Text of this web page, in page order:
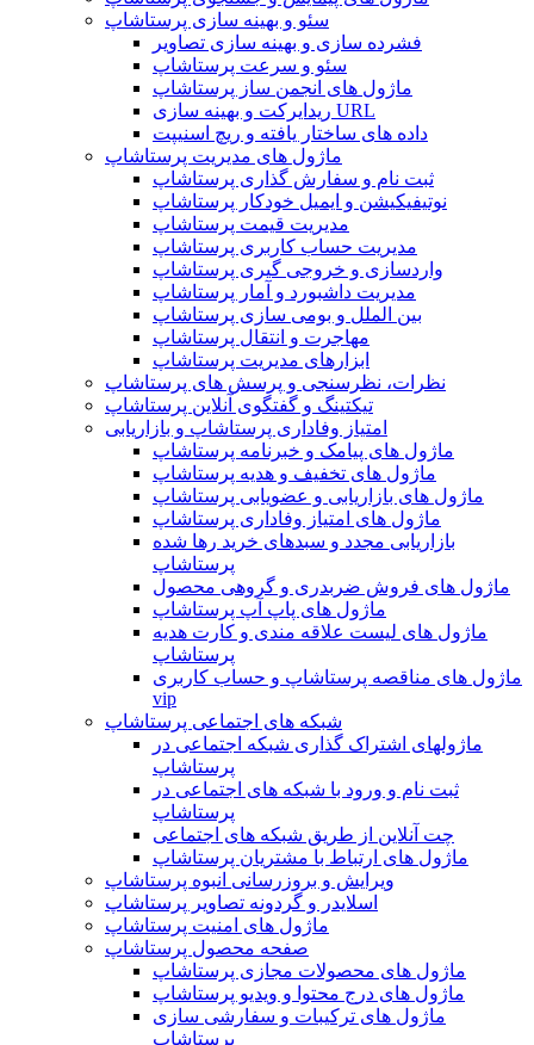
سئو و بهینه سازی پرستاشاپ
فشرده سازی و بهینه سازی تصاویر
سئو و سرعت پرستاشاپ
ماژول های انجمن ساز پرستاشاپ
ریدایرکت و بهینه سازی URL
داده های ساختار یافته و ریچ اسنیپت
ماژول های مدیریت پرستاشاپ
ثبت نام و سفارش گذاری پرستاشاپ
نوتیفیکیشن و ایمیل خودکار پرستاشاپ
مدیریت قیمت پرستاشاپ
مدیریت حساب کاربری پرستاشاپ
واردسازی و خروجی گیری پرستاشاپ
مدیریت داشبورد و آمار پرستاشاپ
بین الملل و بومی سازی پرستاشاپ
مهاجرت و انتقال پرستاشاپ
ابزارهای مدیریت پرستاشاپ
نظرات، نظرسنجی و پرسش های پرستاشاپ
تیکتینگ و گفتگوی آنلاین پرستاشاپ
امتیاز وفاداری پرستاشاپ و بازاریابی
ماژول های پیامک و خبرنامه پرستاشاپ
ماژول های تخفیف و هدیه پرستاشاپ
ماژول های بازاریابی و عضویابی پرستاشاپ
ماژول های امتیاز وفاداری پرستاشاپ
بازاریابی مجدد و سبدهای خرید رها شده
پرستاشاپ
ماژول های فروش ضربدری و گروهی محصول
ماژول های پاپ آپ پرستاشاپ
ماژول های لیست علاقه مندی و کارت هدیه
پرستاشاپ
ماژول های مناقصه پرستاشاپ و حساب کاربری
vip
شبکه های اجتماعی پرستاشاپ
ماژولهای اشتراک‌ گذاری شبکه اجتماعی در
پرستاشاپ
ثبت نام و ورود با شبکه های اجتماعی در
پرستاشاپ
چت آنلاین از طریق شبکه های اجتماعی
ماژول های ارتباط با مشتریان پرستاشاپ
ویرایش و بروزرسانی انبوه پرستاشاپ
اسلایدر و گردونه تصاویر پرستاشاپ
ماژول های امنیت پرستاشاپ
صفحه محصول پرستاشاپ
ماژول های محصولات مجازی پرستاشاپ
ماژول های درج محتوا و ویدیو پرستاشاپ
ماژول های ترکیبات و سفارشی سازی
پرستاشاپ